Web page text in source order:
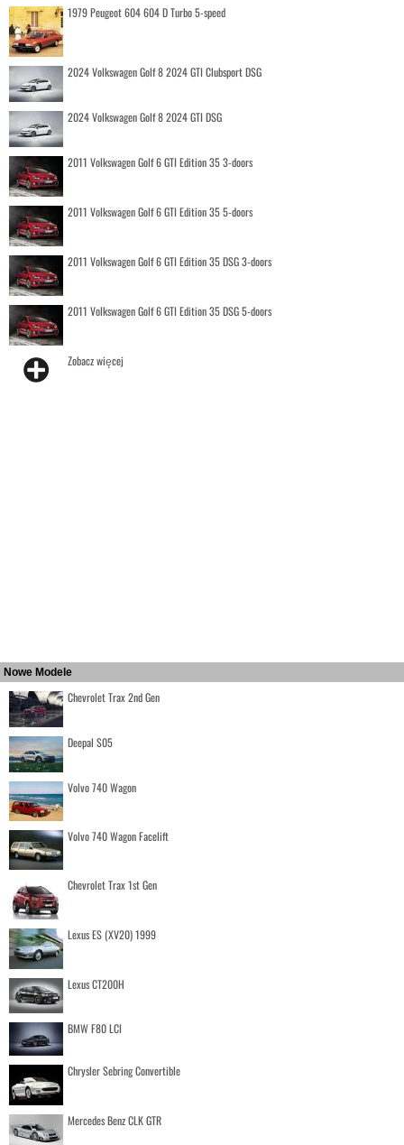
1979 Peugeot 604 604 D Turbo 5-speed
2024 Volkswagen Golf 8 2024 GTI Clubsport DSG
2024 Volkswagen Golf 8 2024 GTI DSG
2011 Volkswagen Golf 6 GTI Edition 35 3-doors
2011 Volkswagen Golf 6 GTI Edition 35 5-doors
2011 Volkswagen Golf 6 GTI Edition 35 DSG 3-doors
2011 Volkswagen Golf 6 GTI Edition 35 DSG 5-doors
Zobacz więcej
Nowe Modele
Chevrolet Trax 2nd Gen
Deepal S05
Volvo 740 Wagon
Volvo 740 Wagon Facelift
Chevrolet Trax 1st Gen
Lexus ES (XV20) 1999
Lexus CT200H
BMW F80 LCI
Chrysler Sebring Convertible
Mercedes Benz CLK GTR